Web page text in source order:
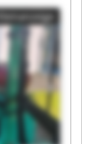
Adolf
GmbH
Herzog
Kleinanzeige